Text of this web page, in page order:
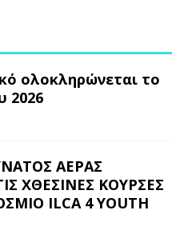
ολοκληρώνεται το
2026
ΑΕΡΑΣ
ΧΘΕΣΙΝΕΣ ΚΟΥΡΣΕΣ
ILCA 4 YOUTH